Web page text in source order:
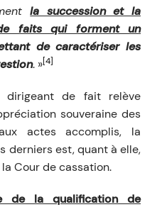
la succession et la
faits qui forment un
de caractériser les
. »[4]
de fait relève
souveraine des
actes accomplis, la
derniers est, quant à elle,
Cour de cassation.
de la qualification de